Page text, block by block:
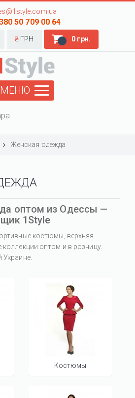
50 709 00 64
₴ ГРН 0 грн.
МЕНЮ
Женская одежда
оптом из Одессы —
1Style
костюмы, верхняя
оптом и в розницу.
Костюмы